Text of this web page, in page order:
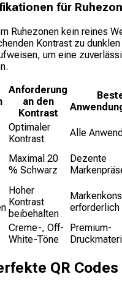
für
Ruhezonen kein reines
Kontrast zu dunklen
um eine
Anforderung
an den
Kontrast
Optimaler
Kontrast
Alle
Maximal 20
% Schwarz
Dezente
Hoher
Kontrast
beibehalten
erforderlich
Creme-, Off-
White-Töne
Premium-
QR Codes